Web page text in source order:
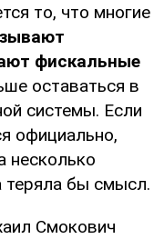
то, что многие
фискальные
оставаться в
системы. Если
официально,
несколько
теряла бы смысл.
Смокович